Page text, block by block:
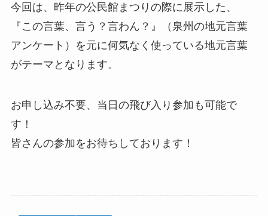
今回は、昨年の公民館まつりの際に展示した、
『この言葉、言う？言わん？』（泉州の地元言葉
アンケート）を元に何気なく使っている地元言葉
がテーマとなります。
お申し込み不要、当日の飛び入り参加も可能で
す！
皆さんの参加をお待ちしております！